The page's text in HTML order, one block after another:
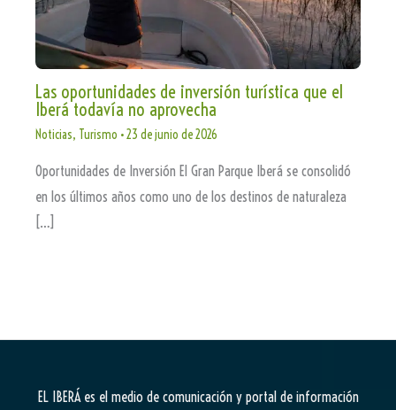
Las oportunidades de inversión turística que el
Iberá todavía no aprovecha
Noticias, Turismo •23 de junio de 2026
Oportunidades de Inversión El Gran Parque Iberá se consolidó
en los últimos años como uno de los destinos de naturaleza
[…]
EL IBERÁes el medio de comunicación y portal de información